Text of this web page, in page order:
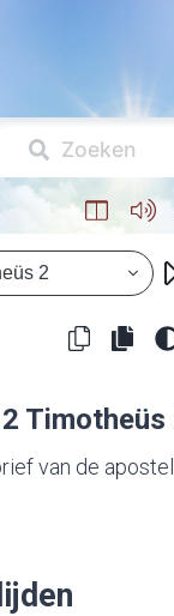
2
2 Timotheüs
van de